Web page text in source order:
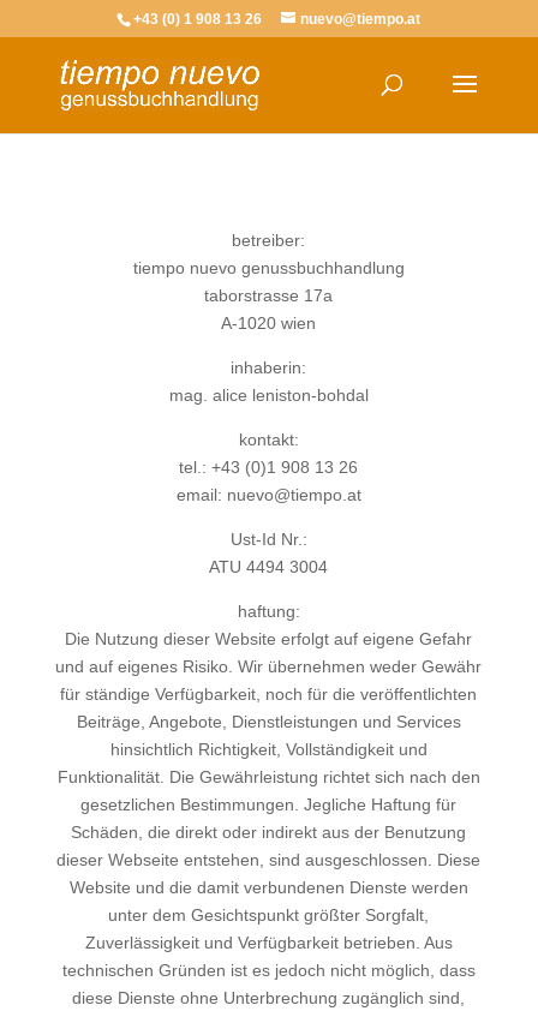
+43 (0) 1 908 13 26 nuevo@tiempo.at
betreiber:
tiempo nuevo genussbuchhandlung
taborstrasse 17a
A-1020 wien
inhaberin:
mag. alice leniston-bohdal
kontakt:
tel.: +43 (0)1 908 13 26
email: nuevo@tiempo.at
Ust-Id Nr.:
ATU 4494 3004
haftung:
Die Nutzung dieser Website erfolgt auf eigene Gefahr
und auf eigenes Risiko. Wir übernehmen weder Gewähr
für ständige Verfügbarkeit, noch für die veröffentlichten
Beiträge, Angebote, Dienstleistungen und Services
hinsichtlich Richtigkeit, Vollständigkeit und
Funktionalität. Die Gewährleistung richtet sich nach den
gesetzlichen Bestimmungen. Jegliche Haftung für
Schäden, die direkt oder indirekt aus der Benutzung
dieser Webseite entstehen, sind ausgeschlossen. Diese
Website und die damit verbundenen Dienste werden
unter dem Gesichtspunkt größter Sorgfalt,
Zuverlässigkeit und Verfügbarkeit betrieben. Aus
technischen Gründen ist es jedoch nicht möglich, dass
diese Dienste ohne Unterbrechung zugänglich sind,